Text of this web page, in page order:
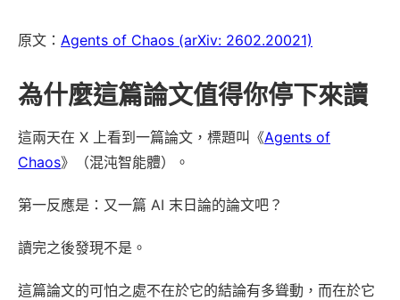
原文： Agents of Chaos (arXiv: 2602.20021)
為什麼這篇論文值得你停下來讀
這兩天在 X 上看到一篇論文，標題叫《Agents of
Chaos》（混沌智能體）。
第一反應是：又一篇 AI 末日論的論文吧？
讀完之後發現不是。
這篇論文的可怕之處不在於它的結論有多聳動，而在於它